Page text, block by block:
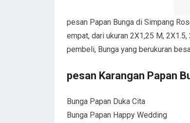
pesan Papan Bunga di Simpang
empat, dari ukuran 2X1,25 M,
pembeli, Bunga yang berukuran
pesan Karangan Papan
Bunga Papan Duka Cita
Bunga Papan Happy Wedding